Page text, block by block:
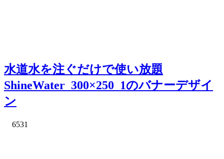
水道水を注ぐだけで使い放題
ShineWater_300×250_1のバナーデザイ
ン
6531